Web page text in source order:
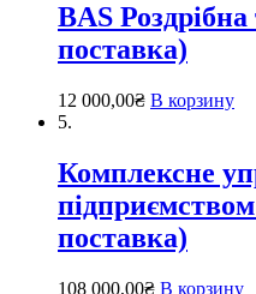
BAS
поставка)
12 000,00₴ В корзину
5.
Комплексне
поставка)
108 000,00₴ В корзину